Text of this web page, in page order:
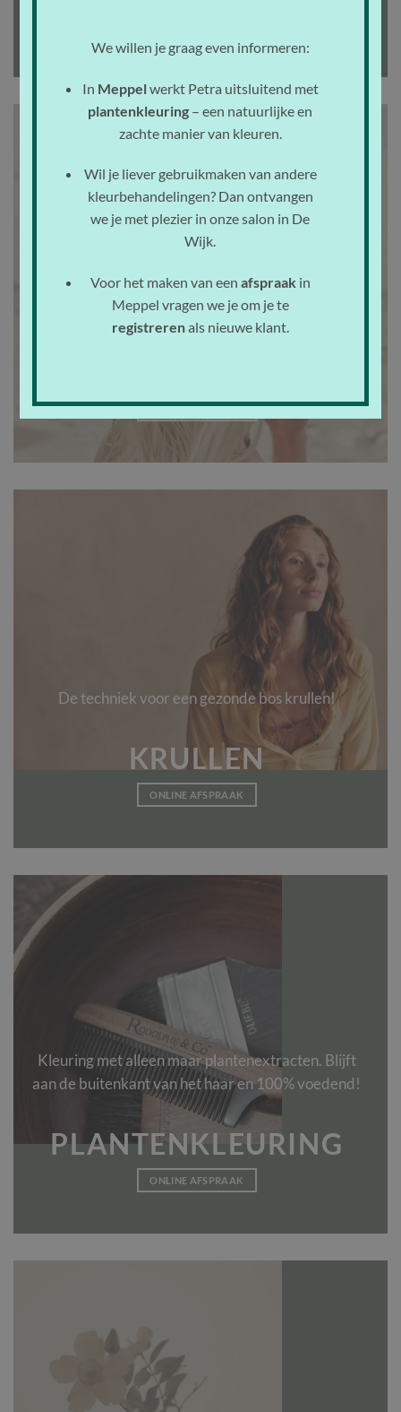
HIGHLIGHTS
ONLINE AFSPRAAK
De techniek voor een gezonde bos krullen!
KRULLEN
ONLINE AFSPRAAK
Kleuring met alleen maar plantenextracten. Blijft
aan de buitenkant van het haar en 100% voedend!
PLANTENKLEURING
ONLINE AFSPRAAK
We willen je graag even informeren:
In Meppelwerkt Petra uitsluitend met
plantenkleuring – een natuurlijke en
zachte manier van kleuren.
Wil je liever gebruikmaken van andere
kleurbehandelingen? Dan ontvangen
we je met plezier in onze salon in De
Wijk.
Voor het maken van een afspraakin
Meppel vragen we je om je te
registrerenals nieuwe klant.